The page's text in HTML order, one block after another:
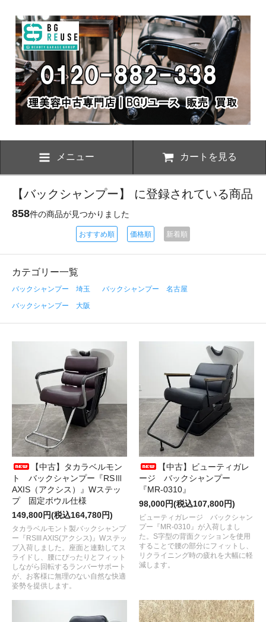
メニュー カートを見る
【バックシャンプー】 に登録されている商品
858件の商品が見つかりました
おすすめ順 価格順 新着順
カテゴリー一覧
バックシャンプー 埼玉
バックシャンプー 名古屋
バックシャンプー 大阪
【中古】タカラベルモン
ト バックシャンプー『RSⅢ
AXIS（アクシス）』Wステッ
プ 固定ボウル仕様
149,800円(税込164,780円)
タカラベルモント製バックシャンプ
ー『RSIII AXIS(アクシス)』Wステッ
プ入荷しました。座面と連動してス
ライドし、腰にぴったりとフィット
しながら回転するランバーサポート
が、お客様に無理のない自然な快適
姿勢を提供します。
【中古】ビューティガレ
ージ バックシャンプー
『MR-0310』
98,000円(税込107,800円)
ビューティガレージ バックシャン
プー『MR-0310』が入荷しまし
た。S字型の背面クッションを使用
することで腰の部分にフィットし、
リクライニング時の疲れを大幅に軽
減します。